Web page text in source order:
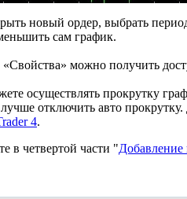
новый ордер, выбрать
сам график.
можно получить
осуществлять прокрутку
отключить авто
4.
в четвертой части "Добавление